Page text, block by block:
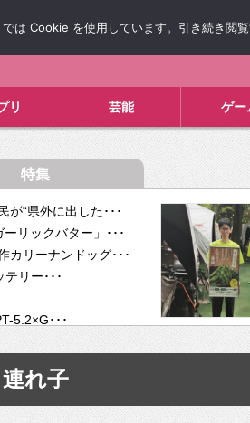
リ 芸能 ゲー
特集
が“県外に出した･･･
リックバター」･･･
リーナンドッグ･･･
リー･･･
5.2×G･･･
･･
分が今話し･･･
渡す」 TE･･･
連れ子
は Cookie を使用しています。引き続き閲